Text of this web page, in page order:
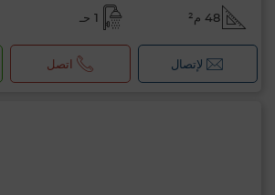
48 م² 1 حـ
لإتصال اتصل